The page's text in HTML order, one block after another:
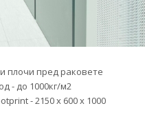
плочи пред раковете
- до 1000кг/м2
- 2150 х 600 х 1000